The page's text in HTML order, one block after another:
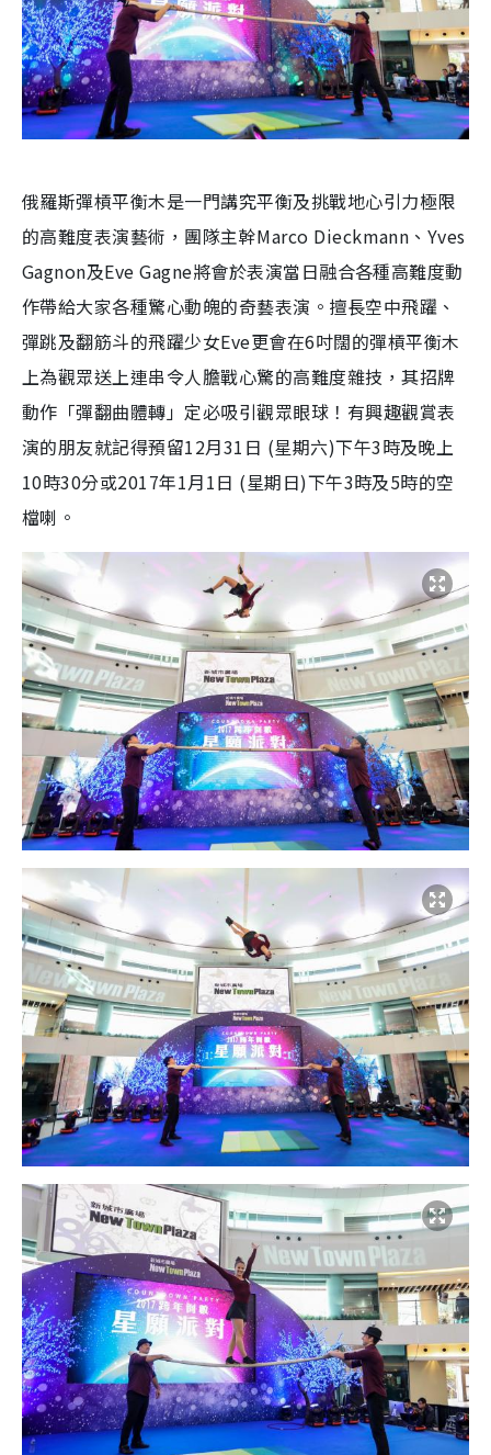
俄羅斯彈槓平衡木是一門講究平衡及挑戰地心引力極限
的高難度表演藝術，團隊主幹Marco Dieckmann、Yves
Gagnon及Eve Gagne將會於表演當日融合各種高難度動
作帶給大家各種驚心動魄的奇藝表演。擅長空中飛躍、
彈跳及翻筋斗的飛躍少女Eve更會在6吋闊的彈槓平衡木
上為觀眾送上連串令人膽戰心驚的高難度雜技，其招牌
動作「彈翻曲體轉」定必吸引觀眾眼球！有興趣觀賞表
演的朋友就記得預留12月31日 (星期六)下午3時及晚上
10時30分或2017年1月1日 (星期日)下午3時及5時的空
檔喇。